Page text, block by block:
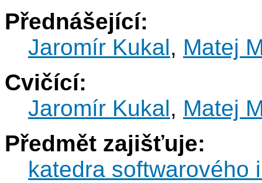
Přednášející:
Jaromír Kukal, Matej
Cvičící:
Jaromír Kukal, Matej
Předmět zajišťuje:
katedra softwarového